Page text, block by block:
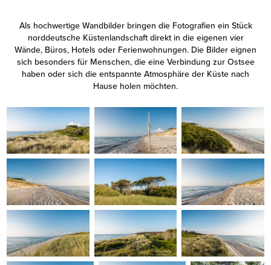
Als hochwertige Wandbilder bringen die Fotografien ein Stück
norddeutsche Küstenlandschaft direkt in die eigenen vier
Wände, Büros, Hotels oder Ferienwohnungen. Die Bilder eignen
sich besonders für Menschen, die eine Verbindung zur Ostsee
haben oder sich die entspannte Atmosphäre der Küste nach
Hause holen möchten.